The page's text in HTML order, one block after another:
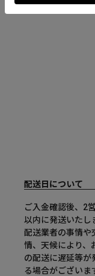
配送日について
ご入金確認後、2
以内に発送いたし
配送業者の事情や
情、天候により、
の配送に遅延等が
る場合がございま